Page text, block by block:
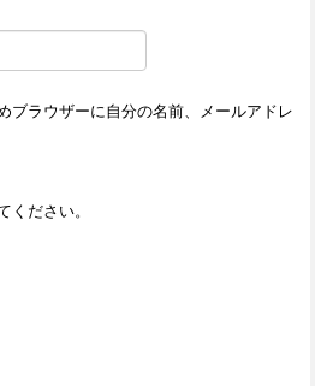
ブラウザーに自分の名前、メールアドレ
ださい。